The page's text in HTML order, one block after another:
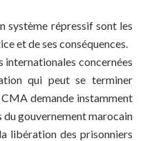
système répressif sont les
et de ses conséquences.
internationales concernées
qui peut se terminer
demande instamment
gouvernement marocain
libération des prisonniers